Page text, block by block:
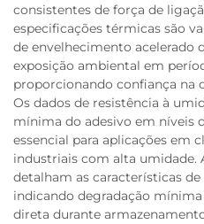
consistentes de força de
especificações térmicas são
de envelhecimento acelerado
exposição ambiental em
proporcionando confiança na
Os dados de resistência à
mínima do adesivo em níveis
essencial para aplicações em
industriais com alta umidade.
detalham as características de
indicando degradação
direta durante